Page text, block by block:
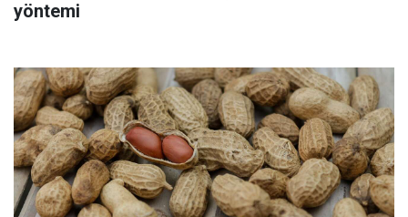
yöntemi